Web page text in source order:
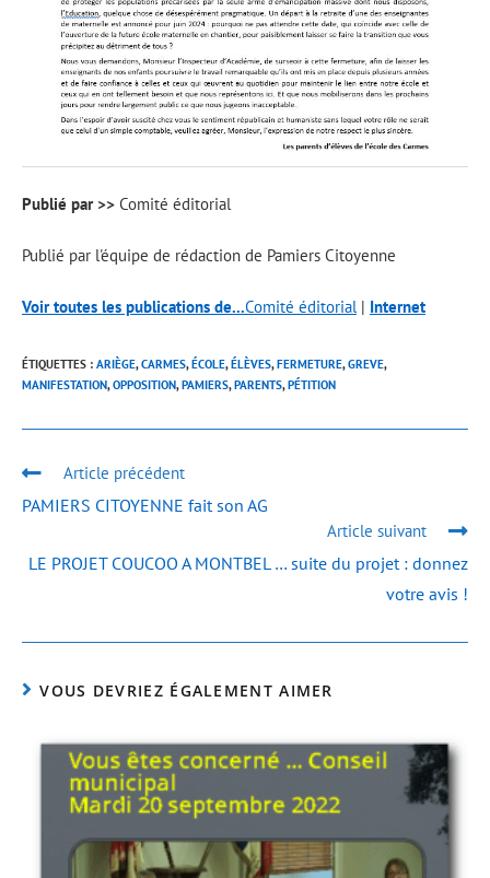
Publié par >> Comité éditorial
Publié par l'équipe de rédaction de Pamiers Citoyenne
Voir toutes les publications de...Comité éditorial| Internet
ÉTIQUETTES : ARIÈGE, CARMES, ÉCOLE, ÉLÈVES, FERMETURE, GREVE,
MANIFESTATION, OPPOSITION, PAMIERS, PARENTS, PÉTITION
Article précédent
PAMIERS CITOYENNE fait son AG
Article suivant
LE PROJET COUCOO A MONTBEL … suite du projet : donnez
votre avis !
VOUS DEVRIEZ ÉGALEMENT AIMER